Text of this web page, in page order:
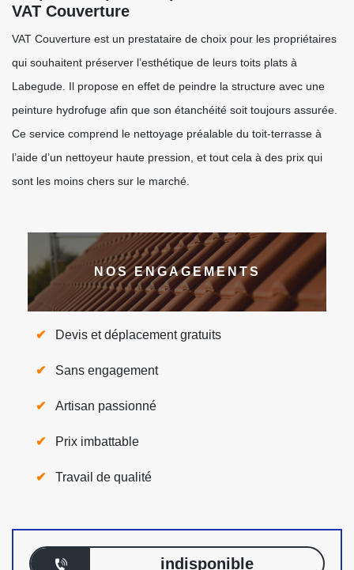
VAT Couverture
VAT Couverture est un prestataire de choix pour les propriétaires
qui souhaitent préserver l’esthétique de leurs toits plats à
Labegude. Il propose en effet de peindre la structure avec une
peinture hydrofuge afin que son étanchéité soit toujours assurée.
Ce service comprend le nettoyage préalable du toit-terrasse à
l’aide d’un nettoyeur haute pression, et tout cela à des prix qui
sont les moins chers sur le marché.
NOS ENGAGEMENTS
Devis et déplacement gratuits
Sans engagement
Artisan passionné
Prix imbattable
Travail de qualité
indisponible